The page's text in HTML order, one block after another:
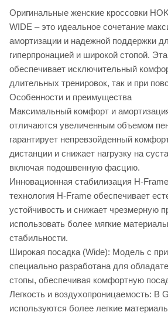
Оригинальные женские кроссовки
WIDE – это идеальное сочетание
амортизации и надежной поддержки
гиперпронацией и широкой стопой.
обеспечивает исключительный
длительных тренировок, так и при
Особенности и преимущества
Максимальный комфорт и
отличаются увеличенным объемом
гарантирует непревзойденный
дистанции и снижает нагрузку на
включая подошвенную фасцию.
Инновационная стабилизация H-
технология H-Frame обеспечивает
устойчивость и снижает чрезмерную
использовать более мягкие
стабильности.
Широкая посадка (Wide): Модель с
специально разработана для
стопы, обеспечивая комфортную
Легкость и воздухопроницаемость: В
используются более легкие